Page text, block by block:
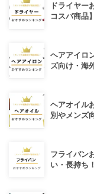
ドライヤー
コスパ商品】
ヘアアイロ
ズ向け・海
ヘアオイル
別やメンズ
フライパン
い・長持ち